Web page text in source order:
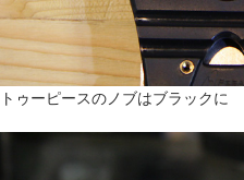
トゥーピースのノブはブラックに